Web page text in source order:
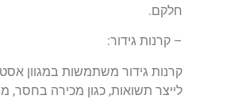
חלקם.
– קרנות גידור:
קרנות גידור משתמשות במגוון
לייצר תשואות, כגון מכירה בחסר,